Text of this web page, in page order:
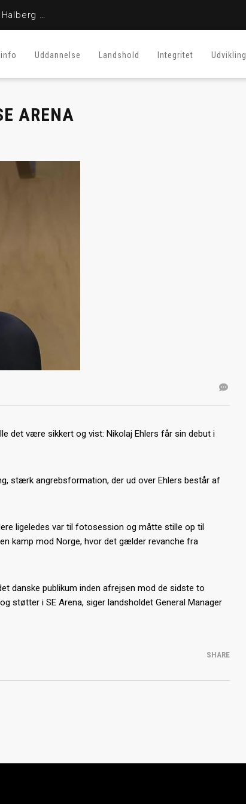
En stor fighter er her ikke mere: Ildsjælen Ivan Halberg er afgået ved døden
Uddannelse Landshold Integritet Udvikling
ARENA
det være sikkert og vist: Nikolaj Ehlers får sin debut i
stærk angrebsformation, der ud over Ehlers består af
ligeledes var til fotosession og måtte stille op til
kamp mod Norge, hvor det gælder revanche fra
danske publikum inden afrejsen mod de sidste to
støtter i SE Arena, siger landsholdet General Manager
SHARE